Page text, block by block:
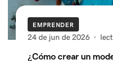
EMPRENDER
24 de jun de 2026 ·
¿Cómo crear un